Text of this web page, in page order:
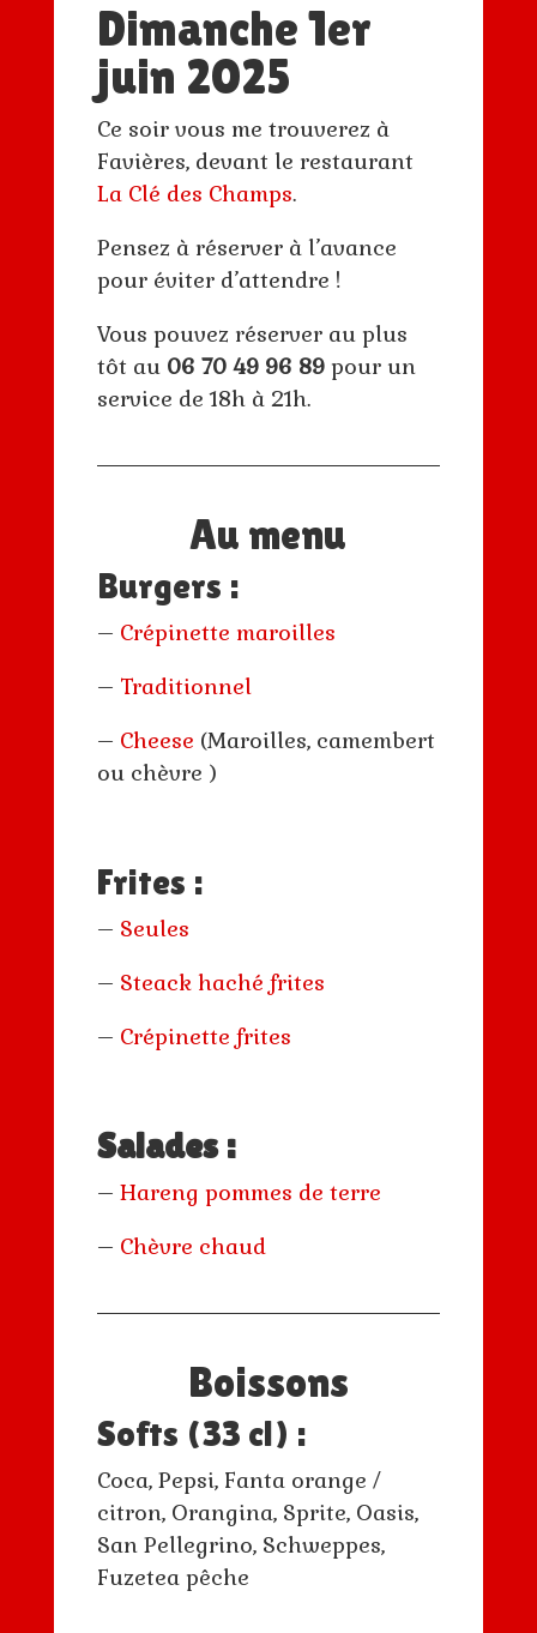
Dimanche 1er
juin 2025
Ce soir vous me trouverez à
Favières, devant le restaurant
La Clé des Champs.
Pensez à réserver à l’avance
pour éviter d’attendre !
Vous pouvez réserver au plus
tôt au 06 70 49 96 89pour un
service de 18h à 21h.
Au menu
Burgers :
– Crépinette maroilles
– Traditionnel
– Cheese (Maroilles, camembert
ou chèvre )
Frites :
– Seules
– Steack haché frites
– Crépinette frites
Salades :
– Hareng pommes de terre
– Chèvre chaud
Boissons
Softs (33 cl) :
Coca, Pepsi, Fanta orange /
citron, Orangina, Sprite, Oasis,
San Pellegrino, Schweppes,
Fuzetea pêche